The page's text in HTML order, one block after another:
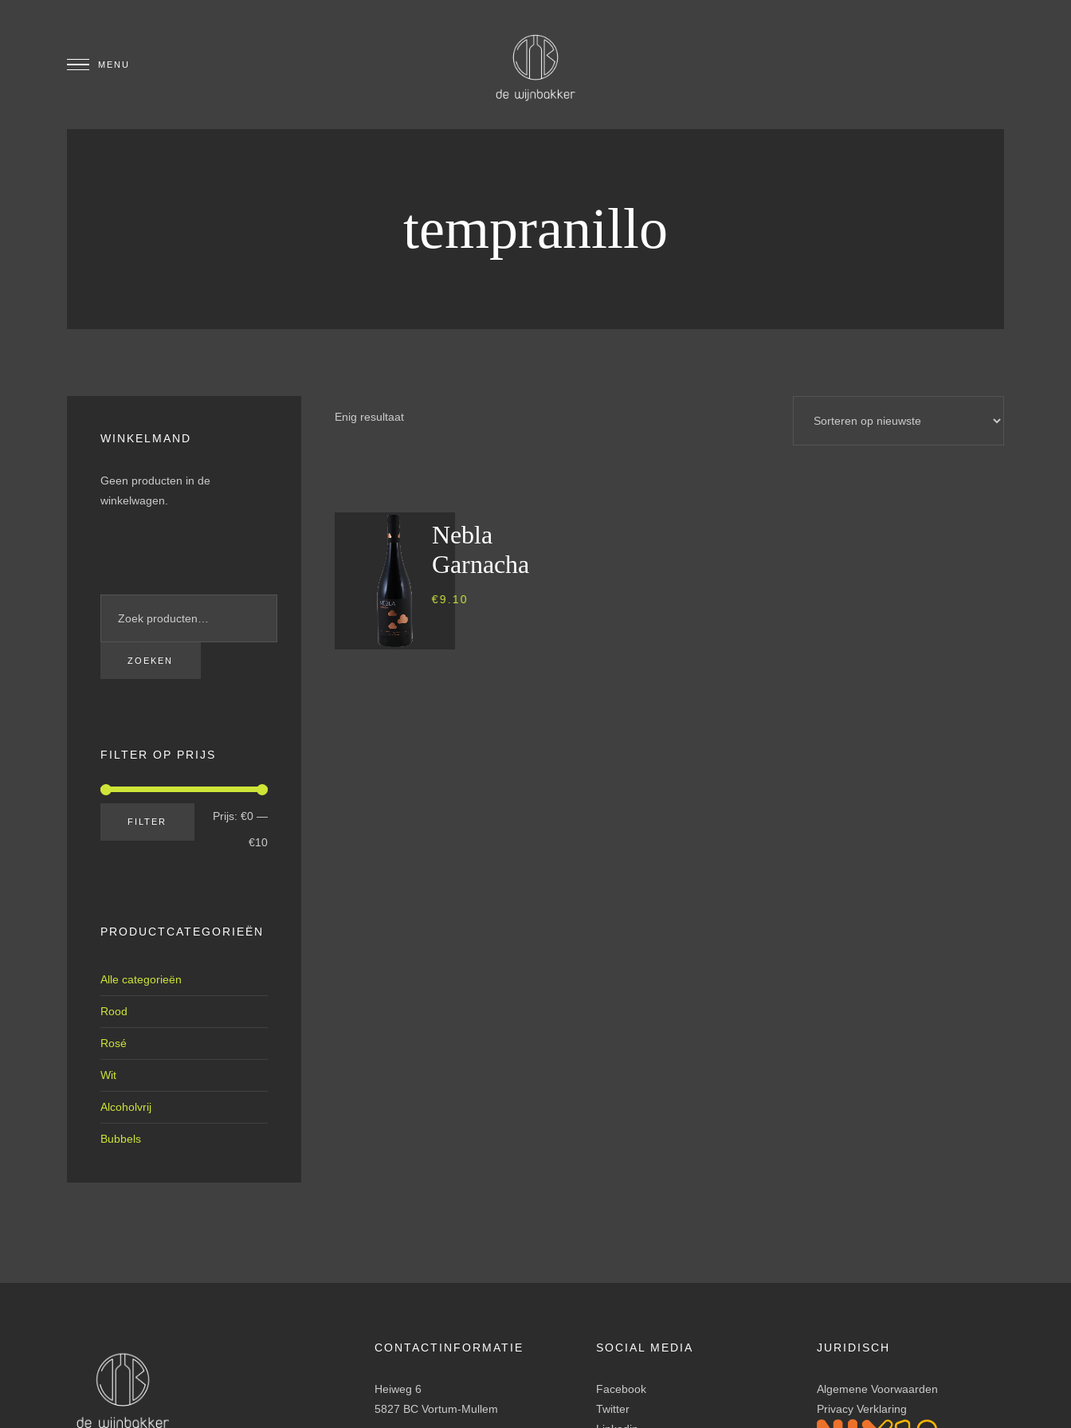
tempranillo
Enig resultaat
Nebla
Garnacha
€9.10
WINKELMAND
Geen producten in de
winkelwagen.
ZOEKEN
FILTER OP PRIJS
FILTER Prijs: €0 —
€10
PRODUCTCATEGORIEËN
Alle categorieën
Rood
Rosé
Wit
Alcoholvrij
Bubbels
CONTACTINFORMATIE
Heiweg 6
5827 BC Vortum-Mullem
SOCIAL MEDIA
Facebook
Twitter
JURIDISCH
Algemene Voorwaarden
Privacy Verklaring